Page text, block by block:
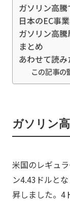
ガソリン高
日本のEC事
ガソリン高
まとめ
あわせて読
この記事の
ガソリン
米国のレギュ
ン4.43ドルと
昇しました。4